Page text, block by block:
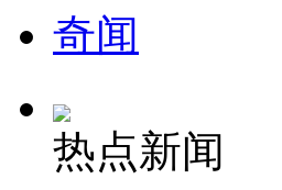
奇闻
热点新闻